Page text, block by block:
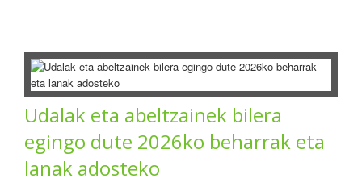
Udalak eta abeltzainek bilera
egingo dute 2026ko beharrak eta
lanak adosteko